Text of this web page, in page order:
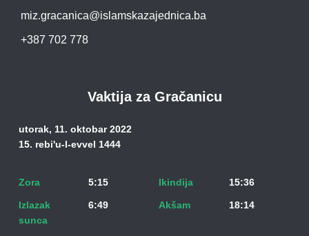
miz.gracanica@islamskazajednica.ba
+387 702 778
Vaktija za Gračanicu
utorak, 11. oktobar 2022
15. rebi'u-l-evvel 1444
Zora 5:15 Ikindija 15:36
Izlazak
sunca
6:49 Akšam 18:14